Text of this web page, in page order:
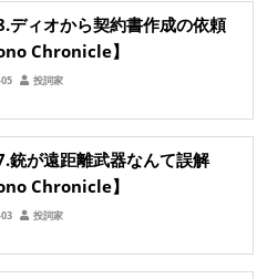
ディオから契約書作成の依頼
Chronicle】
投詞家
銃が遠距離武器なんて誤解
Chronicle】
投詞家